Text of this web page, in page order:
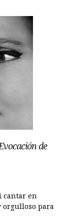
de
cantar en
orgulloso para